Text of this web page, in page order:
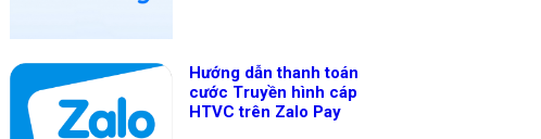
Hướng dẫn thanh toán
cước Truyền hình cáp
HTVC trên Zalo Pay